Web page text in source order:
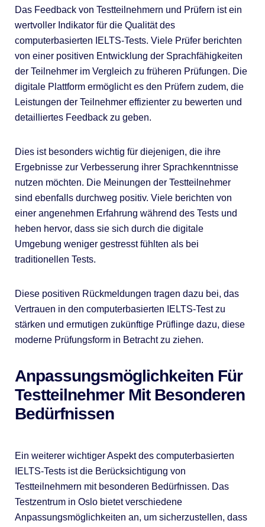
Das Feedback von Testteilnehmern und Prüfern ist ein
wertvoller Indikator für die Qualität des
computerbasierten IELTS-Tests. Viele Prüfer berichten
von einer positiven Entwicklung der Sprachfähigkeiten
der Teilnehmer im Vergleich zu früheren Prüfungen. Die
digitale Plattform ermöglicht es den Prüfern zudem, die
Leistungen der Teilnehmer effizienter zu bewerten und
detailliertes Feedback zu geben.
Dies ist besonders wichtig für diejenigen, die ihre
Ergebnisse zur Verbesserung ihrer Sprachkenntnisse
nutzen möchten. Die Meinungen der Testteilnehmer
sind ebenfalls durchweg positiv. Viele berichten von
einer angenehmen Erfahrung während des Tests und
heben hervor, dass sie sich durch die digitale
Umgebung weniger gestresst fühlten als bei
traditionellen Tests.
Diese positiven Rückmeldungen tragen dazu bei, das
Vertrauen in den computerbasierten IELTS-Test zu
stärken und ermutigen zukünftige Prüflinge dazu, diese
moderne Prüfungsform in Betracht zu ziehen.
Anpassungsmöglichkeiten Für
Testteilnehmer Mit Besonderen
Bedürfnissen
Ein weiterer wichtiger Aspekt des computerbasierten
IELTS-Tests ist die Berücksichtigung von
Testteilnehmern mit besonderen Bedürfnissen. Das
Testzentrum in Oslo bietet verschiedene
Anpassungsmöglichkeiten an, um sicherzustellen, dass